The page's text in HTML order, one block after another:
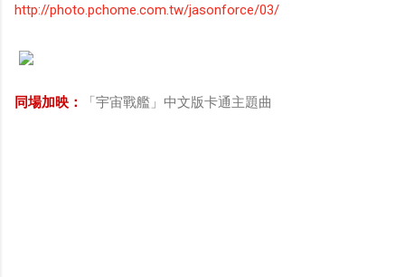
http://photo.pchome.com.tw/jasonforce/03/
同場加映： 「宇宙戰艦」中文版卡通主題曲